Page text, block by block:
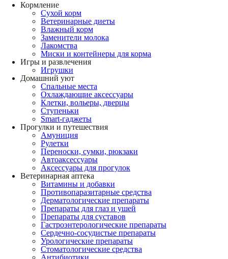
Кормление
Сухой корм
Ветеринарные диеты
Влажный корм
Заменители молока
Лакомства
Миски и контейнеры для корма
Игры и развлечения
Игрушки
Домашний уют
Спальные места
Охлаждающие аксессуары
Клетки, вольеры, дверцы
Ступеньки
Smart-гаджеты
Прогулки и путешествия
Амуниция
Рулетки
Переноски, сумки, рюкзаки
Автоаксессуары
Аксессуары для прогулок
Ветеринарная аптека
Витамины и добавки
Противопаразитарные средства
Дерматологические препараты
Препараты для глаз и ушей
Препараты для суставов
Гастроэнтерологические препараты
Сердечно-сосудистые препараты
Урологические препараты
Стоматологические средства
Антибиотики